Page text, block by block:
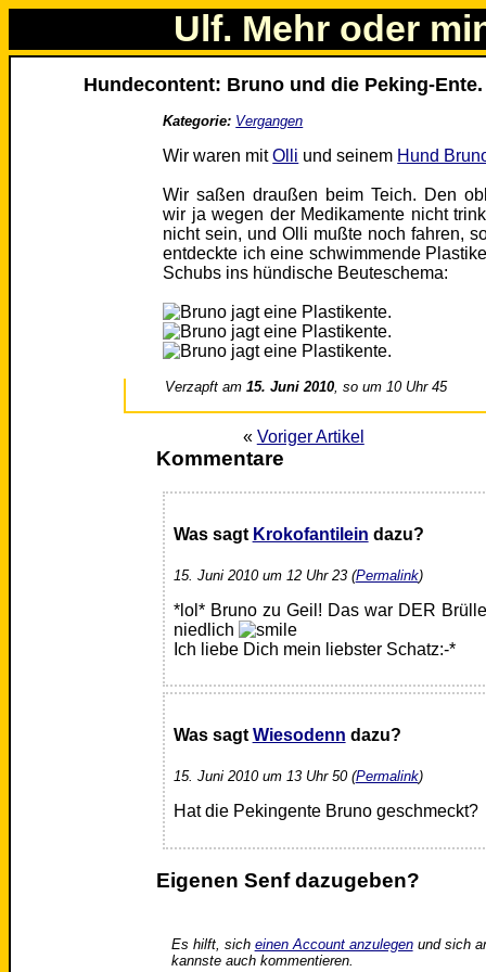
Ulf. Mehr oder
Hundecontent: Bruno und die Peking-Ente.
Kategorie: Vergangen
Wir waren mitOlli und seinem Hund
Wir saßen draußen beim Teich. Den
wir ja wegen der Medikamente nicht
nicht sein, und Olli mußte noch fahren,
entdeckte ich eine schwimmende
Schubs ins hündische Beuteschema:
Verzapft am15. Juni 2010, so um 10 Uhr 45
« Voriger Artikel
Kommentare
Was sagt Krokofantilein dazu?
15. Juni 2010 um 12 Uhr 23 (Permalink)
*lol* Bruno zu Geil! Das war DER
niedlich
Ich liebe Dich mein liebster Schatz:-*
Was sagt Wiesodenn dazu?
15. Juni 2010 um 13 Uhr 50 (Permalink)
Hat die Pekingente Bruno geschmeckt?
Eigenen Senf dazugeben?
Es hilft, sich einen Account anzulegenund sich
kannste auch kommentieren.